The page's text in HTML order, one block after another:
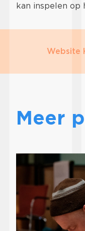
kan inspelen op
Website
Meer